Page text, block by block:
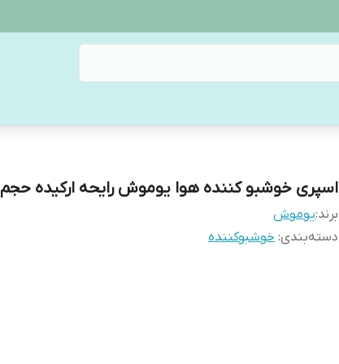
اسپری خوشبو کننده هوا یوموش رایحه ارکیده حجم 450 میل
برند:یوموش
دسته‌بندی: خوشبوکننده